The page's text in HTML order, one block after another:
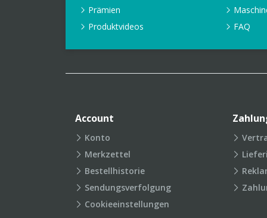
Prämien
Produktvideos
FAQ
Account
Konto
Merkzettel
Bestellhistorie
Sendungsverfolgung
Cookieeinstellungen